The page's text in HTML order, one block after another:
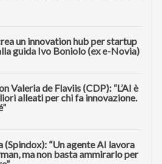
un innovation hub per startup
guida Ivo Boniolo (ex e-Novia)
Valeria de Flaviis (CDP): “L’AI è
alleati per chi fa innovazione.
(Spindox): “Un agente AI lavora
ma non basta ammirarlo per